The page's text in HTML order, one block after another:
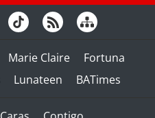
Marie Claire
Fortuna
Lunateen BATimes